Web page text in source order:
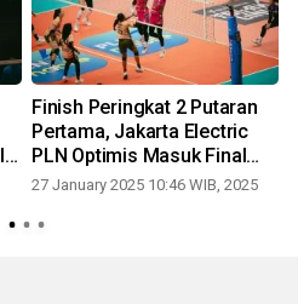
Finish Peringkat 2 Putaran
Pertama, Jakarta Electric
PLN Optimis Masuk Final
Four PLN Mobile Proliga
27 January 2025 10:46 WIB, 2025